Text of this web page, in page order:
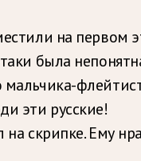
на первом
была
мальчика-
эти русские!
на скрипке. Ему